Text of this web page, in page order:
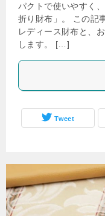
パクトで使いやすく
折り財布」。 この記
レディース財布と、
します。 […]
Tweet